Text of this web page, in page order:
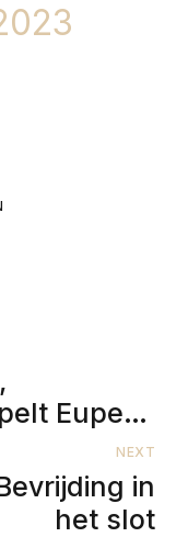
Eupen
NEXT
in
het slot